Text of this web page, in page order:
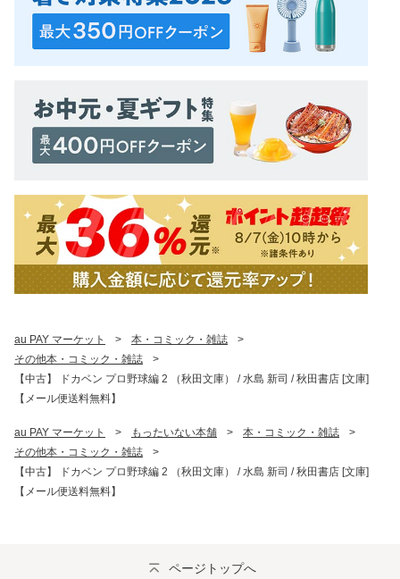
au PAY マーケット > 本・コミック・雑誌
>
その他本・コミック・雑誌
>
【中古】 ドカベン プロ野球編 2 （秋田文庫） / 水島 新司 / 秋田書店 [文庫]
【メール便送料無料】
au PAY マーケット > もったいない本舗 > 本・コミック・雑誌
>
その他本・コミック・雑誌
>
【中古】 ドカベン プロ野球編 2 （秋田文庫） / 水島 新司 / 秋田書店 [文庫]
【メール便送料無料】
ページトップへ